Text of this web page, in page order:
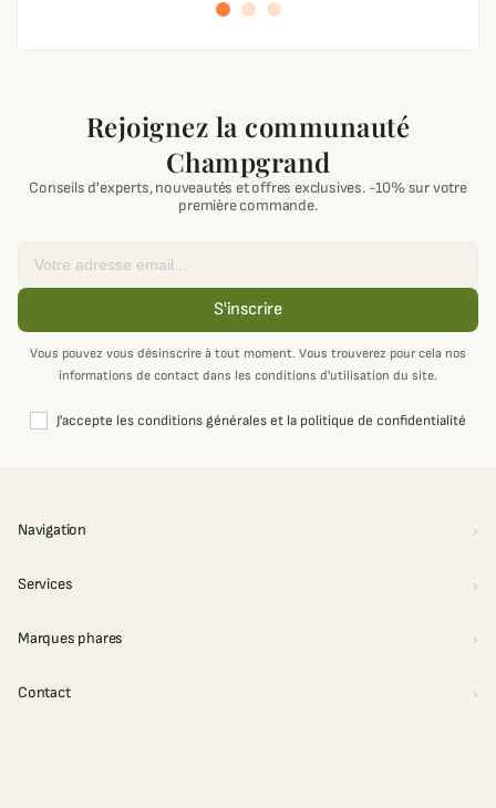
Rejoignez la communauté
Champgrand
Conseils d'experts, nouveautés et offres exclusives. -10% sur votre
première commande.
S'inscrire
Vous pouvez vous désinscrire à tout moment. Vous trouverez pour cela nos
informations de contact dans les conditions d'utilisation du site.
J'accepte les conditions générales et la politique de confidentialité
Navigation
Services
Marques phares
Contact